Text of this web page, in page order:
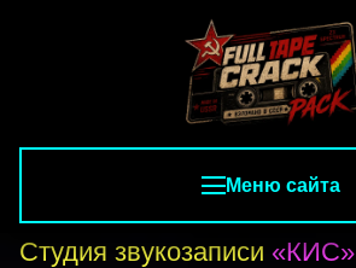
Меню сайта
Студия звукозаписи «КИС»